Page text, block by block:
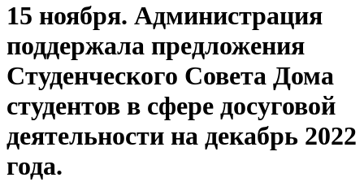
15 ноября. Администрация
поддержала предложения
Студенческого Совета Дома
студентов в сфере досуговой
деятельности на декабрь 2022
года.